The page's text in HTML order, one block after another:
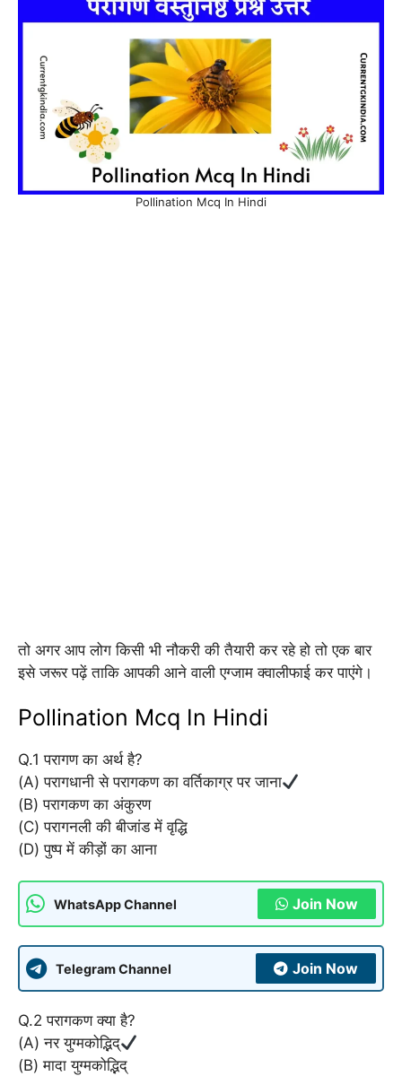
Pollination Mcq In Hindi
तो अगर आप लोग किसी भी नौकरी की तैयारी कर रहे हो तो एक बार
इसे जरूर पढ़ें ताकि आपकी आने वाली एग्जाम क्वालीफाई कर पाएंगे।
Pollination Mcq In Hindi
Q.1 परागण का अर्थ है?
(A) परागधानी से परागकण का वर्तिकाग्र पर जाना
(B) परागकण का अंकुरण
(C) परागनली की बीजांड में वृद्धि
(D) पुष्प में कीड़ों का आना
WhatsApp Channel Join Now
Telegram Channel Join Now
Q.2 परागकण क्या है?
(A) नर युग्मकोद्भिद्
(B) मादा युग्मकोद्भिद्